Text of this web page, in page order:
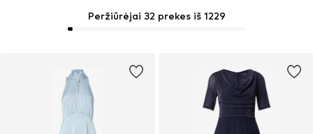
Peržiūrėjai 32 prekes iš 1229